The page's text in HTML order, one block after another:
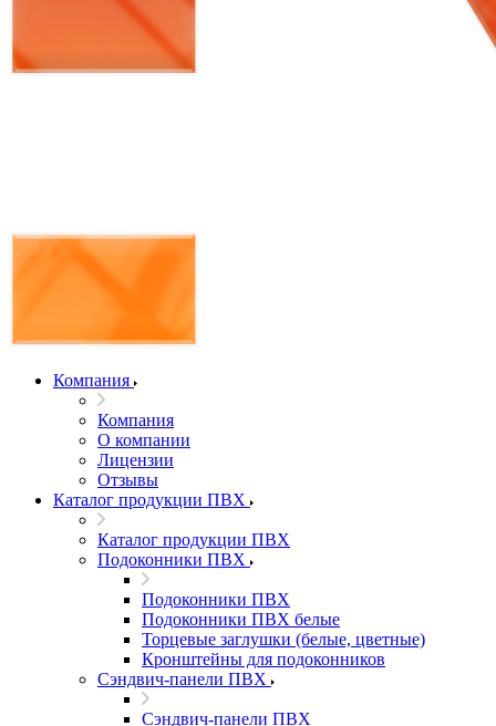
Компания
Компания
О компании
Лицензии
Отзывы
Каталог продукции ПВХ
Каталог продукции ПВХ
Подоконники ПВХ
Подоконники ПВХ
Подоконники ПВХ белые
Торцевые заглушки (белые, цветные)
Кронштейны для подоконников
Сэндвич-панели ПВХ
Сэндвич-панели ПВХ